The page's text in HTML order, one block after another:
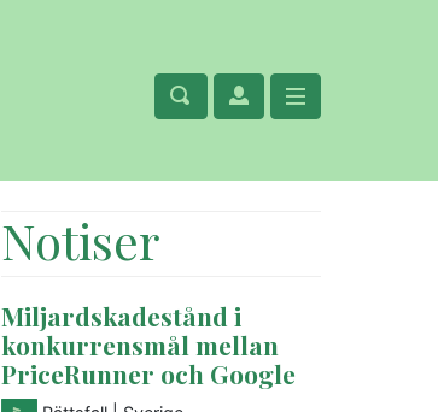
Notiser
Miljardskadestånd i
konkurrensmål mellan
PriceRunner och Google